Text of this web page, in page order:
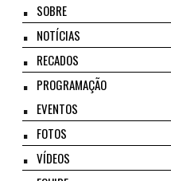
SOBRE
NOTÍCIAS
RECADOS
PROGRAMAÇÃO
EVENTOS
FOTOS
VÍDEOS